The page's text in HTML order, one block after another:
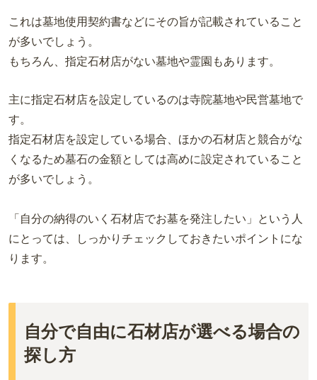
これは墓地使用契約書などにその旨が記載されていること
が多いでしょう。
もちろん、指定石材店がない墓地や霊園もあります。
主に指定石材店を設定しているのは寺院墓地や民営墓地で
す。
指定石材店を設定している場合、ほかの石材店と競合がな
くなるため墓石の金額としては高めに設定されていること
が多いでしょう。
「自分の納得のいく石材店でお墓を発注したい」という人
にとっては、しっかりチェックしておきたいポイントにな
ります。
自分で自由に石材店が選べる場合の
探し方